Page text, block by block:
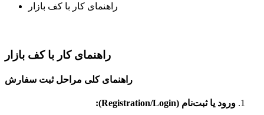
راهنمای کار با کف بازار
راهنمای کار با کف بازار
راهنمای کلی مراحل ثبت سفارش
ورود یا ثبت‌نام (Registration/Login):